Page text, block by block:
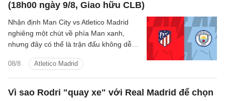
(18h00 ngày 9/8, Giao hữu CLB)
08/8 Atletico Madrid
Nhận định Man City vs Atletico Madrid
nghiêng một chút về phía Man xanh,
nhưng đây có thể là trận đấu không dễ
Vì sao Rodri "quay xe" với Real Madrid để chọn